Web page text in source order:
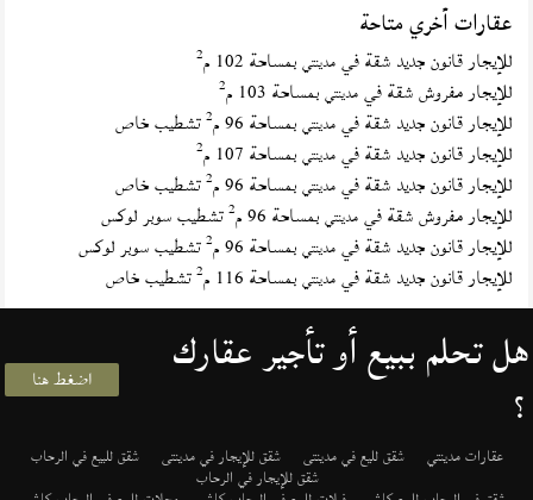
عقارات أخري متاحة
للإيجار قانون جديد شقة فيمدينتي بمساحة 102 م 2
للإيجار مفروش شقة فيمدينتي بمساحة 103 م 2
للإيجار قانون جديد شقة فيمدينتي بمساحة 96 م 2تشطيب خاص
للإيجار قانون جديد شقة فيمدينتي بمساحة 107 م 2
للإيجار قانون جديد شقة فيمدينتي بمساحة 96 م 2تشطيب خاص
للإيجار مفروش شقة فيمدينتي بمساحة 96 م 2تشطيب سوبر لوكس
للإيجار قانون جديد شقة فيمدينتي بمساحة 96 م 2تشطيب سوبر لوكس
للإيجار قانون جديد شقة فيمدينتي بمساحة 116 م 2تشطيب خاص
هل تحلم ببيع أو تأجير عقارك
؟ اضغط هنا
عقارات مدينتي شقق لليع في مدينتى شقق للإيجار في مدينتى شقق للبيع في الرحاب
شقق للإيجار في الرحاب